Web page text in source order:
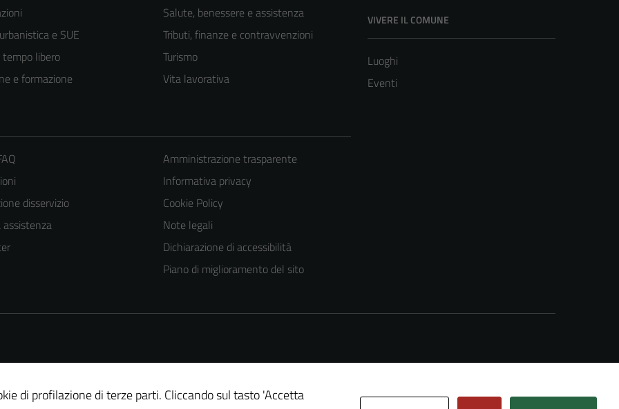
e SUE
libero
e formazione
Salute, benessere e assistenza
Tributi, finanze e contravvenzioni
Turismo
Vita lavorativa
VIVERE IL COMUNE
Luoghi
Eventi
disservizio
assistenza
Amministrazione trasparente
Informativa privacy
Cookie Policy
Note legali
Dichiarazione di accessibilità
Piano di miglioramento del sito
di profilazione di terze parti. Cliccando sul tasto 'Accetta